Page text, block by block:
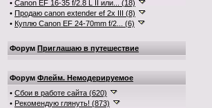
• Canon EF 16-35 f/2.8 L II или... (18)
• Продаю canon extender ef 2x III (8)
• Куплю Canon EF 24-70mm f/2... (6)
Форум Приглашаю в путешествие
Форум Флейм. Немодерируемое
• Сбои в работе сайта (620)
• Рекомендую глянуть! (873)